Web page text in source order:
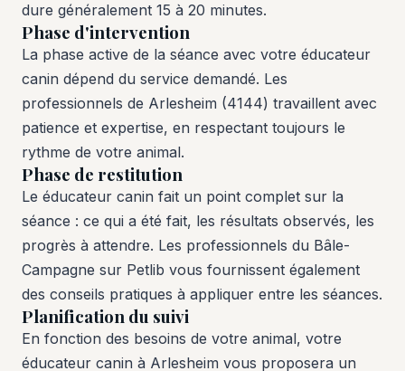
dure généralement 15 à 20 minutes.
Phase d'intervention
La phase active de la séance avec votre éducateur
canin dépend du service demandé. Les
professionnels de Arlesheim (4144) travaillent avec
patience et expertise, en respectant toujours le
rythme de votre animal.
Phase de restitution
Le éducateur canin fait un point complet sur la
séance : ce qui a été fait, les résultats observés, les
progrès à attendre. Les professionnels du Bâle-
Campagne sur Petlib vous fournissent également
des conseils pratiques à appliquer entre les séances.
Planification du suivi
En fonction des besoins de votre animal, votre
éducateur canin à Arlesheim vous proposera un